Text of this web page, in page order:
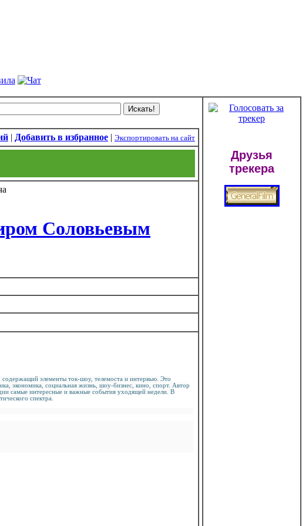
| Добавить в избранное | Экспортировать на сайт
Соловьевым
элементы ток-шоу, телемоста и интервью. Это
экономика, социальная жизнь, шоу-бизнес, кино, спорт. Автор
самые интересные и важные события уходящей недели. В
спектра.
Друзья
трекера